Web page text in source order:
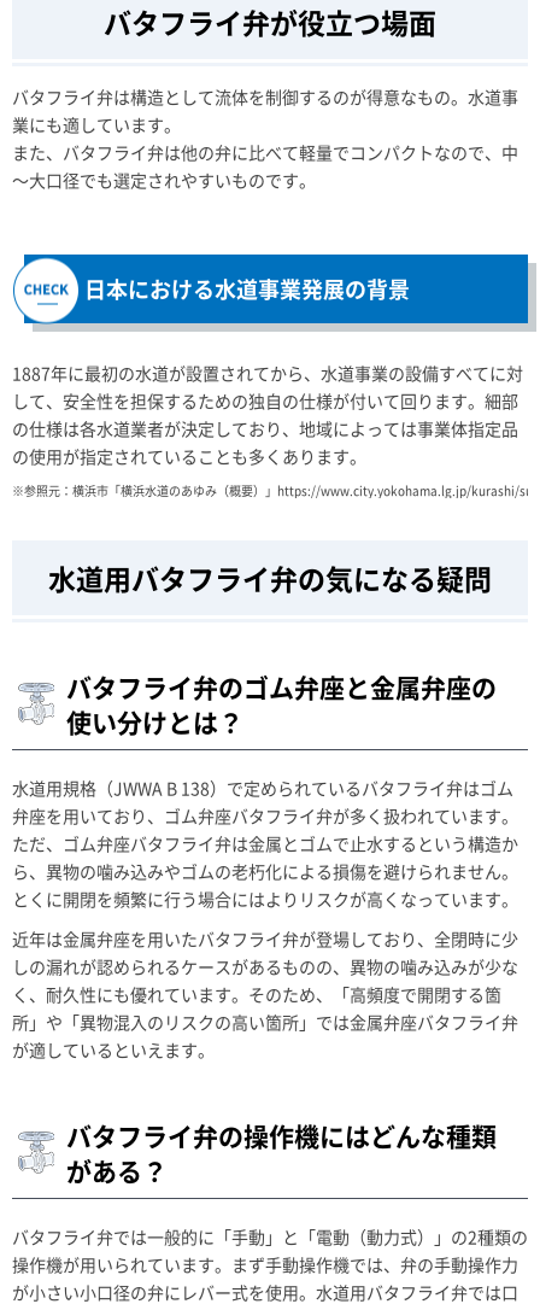
バタフライ弁が役立つ場面
バタフライ弁は構造として流体を制御するのが得意なもの。水道事
業にも適しています。
また、バタフライ弁は他の弁に比べて軽量でコンパクトなので、中
～大口径でも選定されやすいものです。
日本における水道事業発展の背景
1887年に最初の水道が設置されてから、水道事業の設備すべてに対
して、安全性を担保するための独自の仕様が付いて回ります。細部
の仕様は各水道業者が決定しており、地域によっては事業体指定品
の使用が指定されていることも多くあります。
※参照元：横浜市「横浜水道のあゆみ（概要）」https://www.city.yokohama.lg.jp/kurashi/
水道用バタフライ弁の気になる疑問
バタフライ弁のゴム弁座と金属弁座の
使い分けとは？
水道用規格（JWWA B 138）で定められているバタフライ弁はゴム
弁座を用いており、ゴム弁座バタフライ弁が多く扱われています。
ただ、ゴム弁座バタフライ弁は金属とゴムで止水するという構造か
ら、異物の噛み込みやゴムの老朽化による損傷を避けられません。
とくに開閉を頻繁に行う場合にはよりリスクが高くなっています。
近年は金属弁座を用いたバタフライ弁が登場しており、全閉時に少
しの漏れが認められるケースがあるものの、異物の噛み込みが少な
く、耐久性にも優れています。そのため、「高頻度で開閉する箇
所」や「異物混入のリスクの高い箇所」では金属弁座バタフライ弁
が適しているといえます。
バタフライ弁の操作機にはどんな種類
がある？
バタフライ弁では一般的に「手動」と「電動（動力式）」の2種類の
操作機が用いられています。まず手動操作機では、弁の手動操作力
が小さい小口径の弁にレバー式を使用。水道用バタフライ弁では口